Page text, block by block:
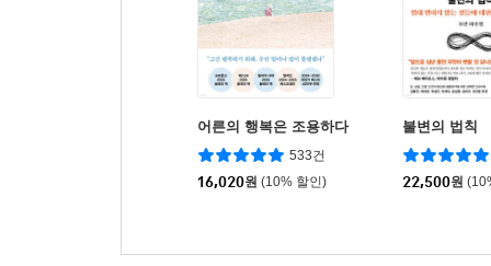
어른의 행복은 조용하다
533건
16,020원 (10% 할인)
불변의 법칙
22,500원